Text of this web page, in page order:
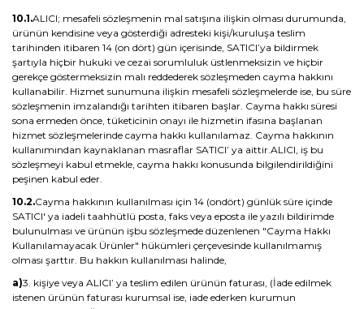
10.1.ALICI; mesafeli sözleşmenin mal satışına ilişkin olması durumunda,
ürünün kendisine veya gösterdiği adresteki kişi/kuruluşa teslim
tarihinden itibaren 14 (on dört) gün içerisinde, SATICI’ya bildirmek
şartıyla hiçbir hukuki ve cezai sorumluluk üstlenmeksizin ve hiçbir
gerekçe göstermeksizin malı reddederek sözleşmeden cayma hakkını
kullanabilir. Hizmet sunumuna ilişkin mesafeli sözleşmelerde ise, bu süre
sözleşmenin imzalandığı tarihten itibaren başlar. Cayma hakkı süresi
sona ermeden önce, tüketicinin onayı ile hizmetin ifasına başlanan
hizmet sözleşmelerinde cayma hakkı kullanılamaz. Cayma hakkının
kullanımından kaynaklanan masraflar SATICI’ ya aittir.ALICI, iş bu
sözleşmeyi kabul etmekle, cayma hakkı konusunda bilgilendirildiğini
peşinen kabul eder.
10.2.Cayma hakkının kullanılması için 14 (ondört) günlük süre içinde
SATICI' ya iadeli taahhütlü posta, faks veya eposta ile yazılı bildirimde
bulunulması ve ürünün işbu sözleşmede düzenlenen "Cayma Hakkı
Kullanılamayacak Ürünler" hükümleri çerçevesinde kullanılmamış
olması şarttır. Bu hakkın kullanılması halinde,
a)3. kişiye veya ALICI’ ya teslim edilen ürünün faturası, (İade edilmek
istenen ürünün faturası kurumsal ise, iade ederken kurumun